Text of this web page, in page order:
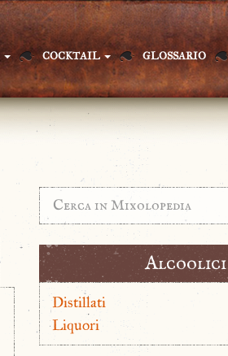
COCKTAIL GLOSSARIO
Alcoolici
Distillati
Liquori